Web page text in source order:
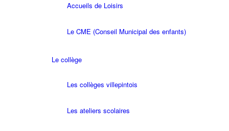
Accueils de Loisirs
Le CME (Conseil Municipal des enfants)
Le collège
Les collèges villepintois
Les ateliers scolaires